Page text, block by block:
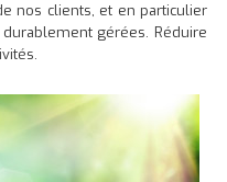
nos clients, et en particulier
gérées. Réduire